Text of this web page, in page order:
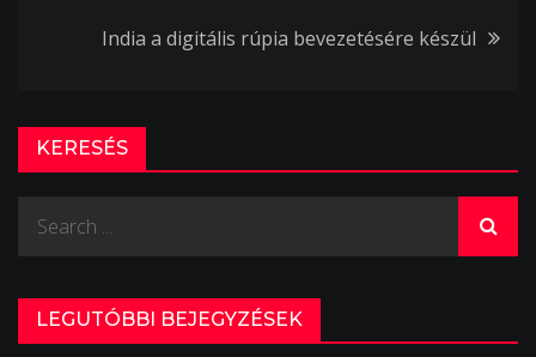
navigáció
India a digitális rúpia bevezetésére készül
KERESÉS
LEGUTÓBBI BEJEGYZÉSEK